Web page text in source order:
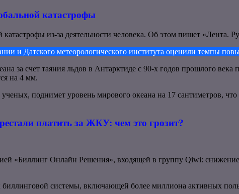
катастрофы
из-за деятельности человека. Об этом пишет «Лента.
и Датского метеорологического института оценили темпы
за счет таяния льдов в Антарктиде с 90-х годов прошлого
на 4 мм.
ученых, поднимет уровень мирового океана на 17 сантиметров,
платить за ЖКУ: чем это грозит?
«Биллинг Онлайн Решения», входящей в группу Qiwi:
системы, включающей более миллиона активных